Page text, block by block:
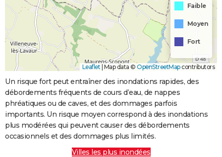
Faible
Moyen
Fort
Leaflet | Map data © OpenStreetMapcontributors
Un risque fort peut entraîner des inondations rapides, des
débordements fréquents de cours d’eau, de nappes
phréatiques ou de caves, et des dommages parfois
importants. Un risque moyen correspond à des inondations
plus modérées qui peuvent causer des débordements
occasionnels et des dommages plus limités.
Villes les plus inondées